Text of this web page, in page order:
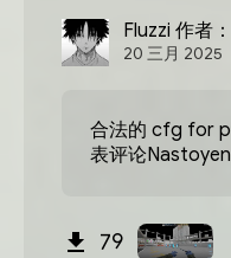
Fluzzi 作者
20 三月 2025
合法的 cfg for
表评论
79